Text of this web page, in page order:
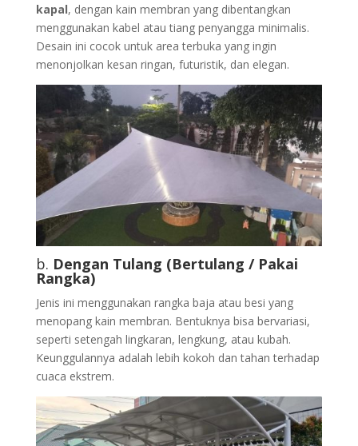
kapal, dengan kain membran yang dibentangkan
menggunakan kabel atau tiang penyangga minimalis.
Desain ini cocok untuk area terbuka yang ingin
menonjolkan kesan ringan, futuristik, dan elegan.
b. Dengan Tulang (Bertulang / Pakai
Rangka)
Jenis ini menggunakan rangka baja atau besi yang
menopang kain membran. Bentuknya bisa bervariasi,
seperti setengah lingkaran, lengkung, atau kubah.
Keunggulannya adalah lebih kokoh dan tahan terhadap
cuaca ekstrem.